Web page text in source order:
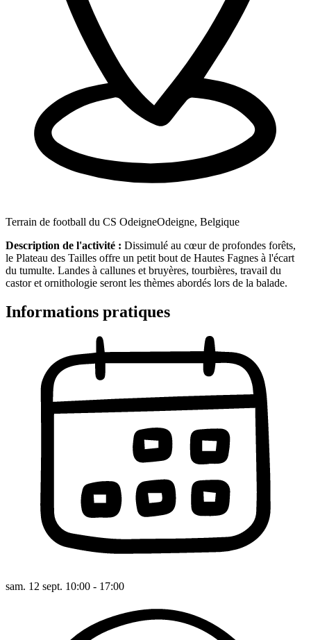
Terrain de football du CS OdeigneOdeigne, Belgique
Description de l'activité : Dissimulé au cœur de profondes forêts,
le Plateau des Tailles offre un petit bout de Hautes Fagnes à l'écart
du tumulte. Landes à callunes et bruyères, tourbières, travail du
castor et ornithologie seront les thèmes abordés lors de la balade.
Informations pratiques
sam. 12 sept. 10:00 - 17:00